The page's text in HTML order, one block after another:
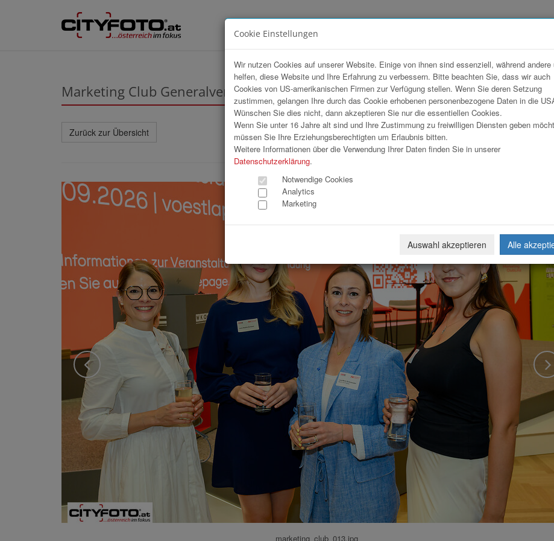
Marketing Club Generalversammlung
Zurück zur Übersicht Download Weiterleiten
marketing_club_013.jpg
Cookie Einstellungen
Wir nutzen Cookies auf unserer Website. Einige von ihnen sind essenziell, während andere
helfen, diese Website und Ihre Erfahrung zu verbessern. Bitte beachten Sie, dass wir auch
Cookies von US-amerikanischen Firmen zur Verfügung stellen. Wenn Sie deren Setzung
zustimmen, gelangen Ihre durch das Cookie erhobenen personenbezogene Daten in die
Wünschen Sie dies nicht, dann akzeptieren Sie nur die essentiellen Cookies.
Wenn Sie unter 16 Jahre alt sind und Ihre Zustimmung zu freiwilligen Diensten geben
müssen Sie Ihre Erziehungsberechtigten um Erlaubnis bitten.
Weitere Informationen über die Verwendung Ihrer Daten finden Sie in unserer
Datenschutzerklärung.
Notwendige Cookies
Analytics
Marketing
Auswahl akzeptieren Alle